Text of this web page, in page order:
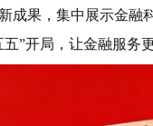
果，集中展示金融
”开局，让金融服务更